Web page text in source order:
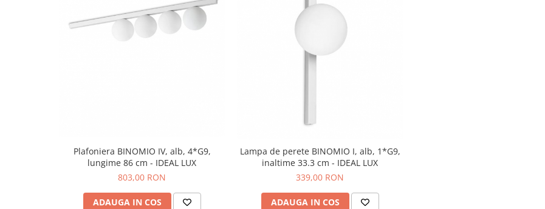
Plafoniera BINOMIO IV, alb, 4*G9,
lungime 86 cm - IDEAL LUX
803,00 RON
ADAUGA IN COS
Lampa de perete BINOMIO I, alb, 1*G9,
inaltime 33.3 cm - IDEAL LUX
339,00 RON
ADAUGA IN COS